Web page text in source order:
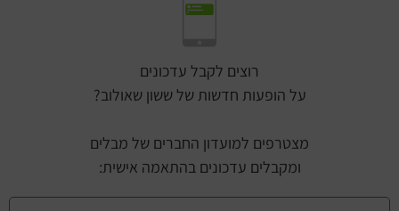
רוצים לקבל עדכונים
על הופעות חדשות של ששון שאולוב?
מצטרפים למועדון החברים של מבלים
ומקבלים עדכונים בהתאמה אישית: